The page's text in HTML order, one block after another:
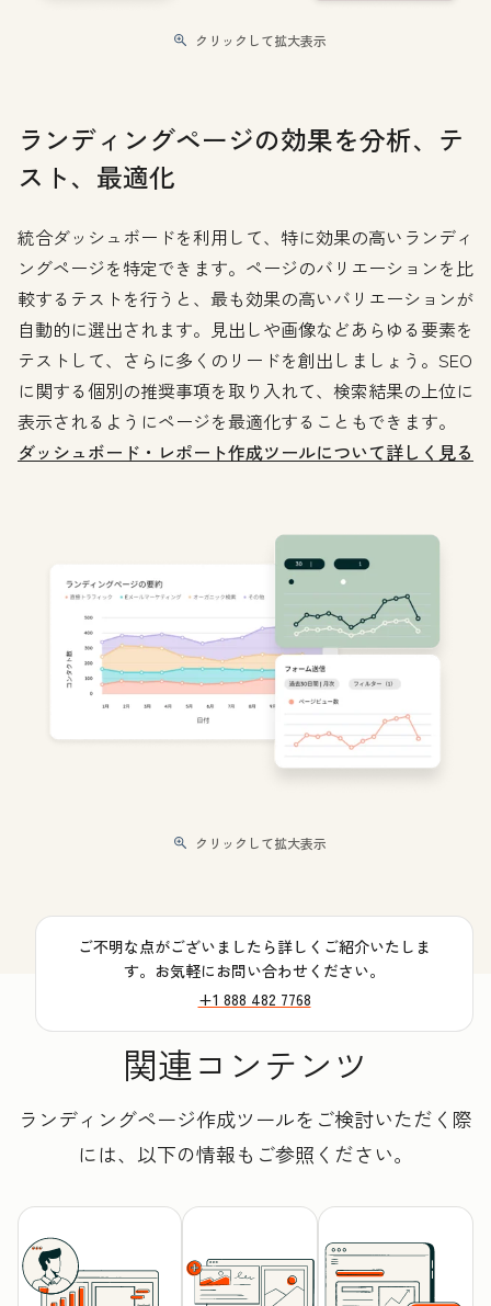
クリックして拡大表示
ランディングページの効果を分析、テ
スト、最適化
統合ダッシュボードを利用して、特に効果の高いランディ
ングページを特定できます。ページのバリエーションを比
較するテストを行うと、最も効果の高いバリエーションが
自動的に選出されます。見出しや画像などあらゆる要素を
テストして、さらに多くのリードを創出しましょう。SEO
に関する個別の推奨事項を取り入れて、検索結果の上位に
表示されるようにページを最適化することもできます。
ダッシュボード・レポート作成ツールについて詳しく見る
クリックして拡大表示
ご不明な点がございましたら詳しくご紹介いたしま
す。お気軽にお問い合わせください。
+1 888 482 7768
関連コンテンツ
ランディングページ作成ツールをご検討いただく際
には、以下の情報もご参照ください。